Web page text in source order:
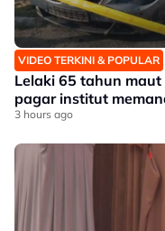
VIDEO TERKINI & POPULAR
Lelaki 65 tahun
pagar institut
3 hours ago